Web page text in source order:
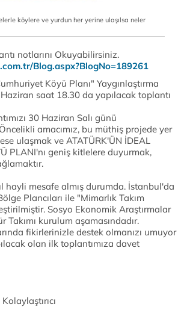
köylere ve yurdun her yerine ulaşılsa neler
notlarını Okuyabilirsiniz.
Blog.aspx?BlogNo=189261
Köyü Planı" Yaygınlaştırma
saat 18.30 da yapılacak toplantı
30 Haziran Salı günü
amacımız, bu müthiş projede yer
ulaşmak ve ATATÜRK'ÜN İDEAL
PLANI'nı geniş kitlelere duyurmak,
hayli mesafe almış durumda. İstanbul'da
Plancıları ile "Mimarlık Takım
Sosyo Ekonomik Araştırmalar
Takımı kurulum aşamasındadır.
fikirlerinizle destek olmanızı umuyor
olan ilk toplantımıza davet